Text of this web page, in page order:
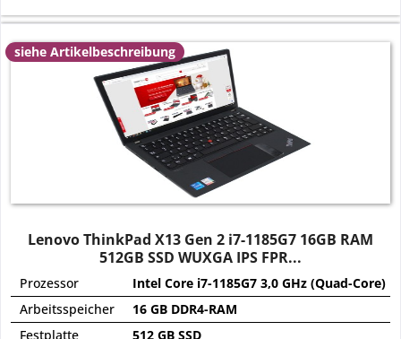
siehe Artikelbeschreibung
Lenovo ThinkPad X13 Gen 2 i7-1185G7 16GB RAM
512GB SSD WUXGA IPS FPR...
Prozessor
Intel Core i7-1185G7 3,0 GHz (Quad-Core)
Arbeitsspeicher
16 GB DDR4-RAM
Festplatte
512 GB SSD